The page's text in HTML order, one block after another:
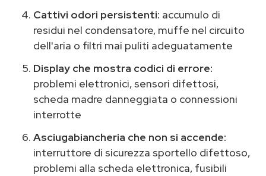
Cattivi odori persistenti: accumulo di
residui nel condensatore, muffe nel circuito
dell'aria o filtri mai puliti adeguatamente
Display che mostra codici di errore:
problemi elettronici, sensori difettosi,
scheda madre danneggiata o connessioni
interrotte
Asciugabiancheria che non si accende:
interruttore di sicurezza sportello difettoso,
problemi alla scheda elettronica, fusibili